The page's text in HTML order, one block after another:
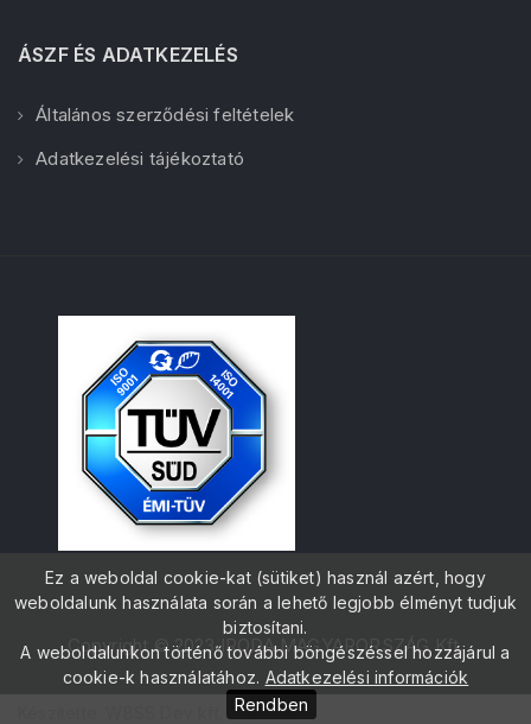
ÁSZF ÉS ADATKEZELÉS
Általános szerződési feltételek
Adatkezelési tájékoztató
Copyright © 2023 IRODA MAGYARORSZÁG Kft.
Ez a weboldal cookie-kat (sütiket) használ azért, hogy
weboldalunk használata során a lehető legjobb élményt tudjuk
biztosítani.
A weboldalunkon történő további böngészéssel hozzájárul a
cookie-k használatához. Adatkezelési információk
Rendben